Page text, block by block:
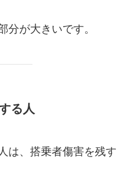
が大きいです。
る人
は、搭乗者傷害を残す